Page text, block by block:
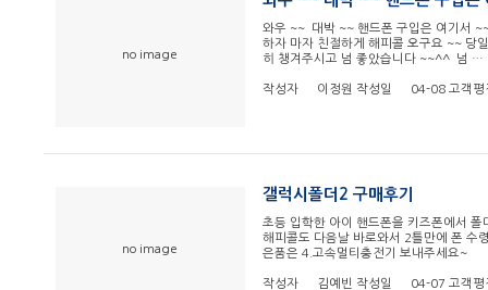
no image
와우 ~~ 대박 ~~ 핸드폰 구입은 여기서
하자 마자 친절하게 해피콜 오구요 ~~ 당
히 챙겨주시고 넘 좋았습니다 ~~^^ 넘 …
작성자 이정원 작성일 04-08 고객평
no image
갤럭시폴더2 구매후기
초등 입학한 아이 핸드폰을 키즈폰에서
해피콜도 다음날 바로와서 2틀만에 폰 수
은품은 4.고속멀티충전기 보내주세요~
작성자 김예빈 작성일 04-07 고객평